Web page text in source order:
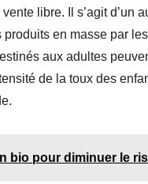
libre. Il s’agit d’un
en masse par
aux adultes
de la toux des
bio pour diminuer le